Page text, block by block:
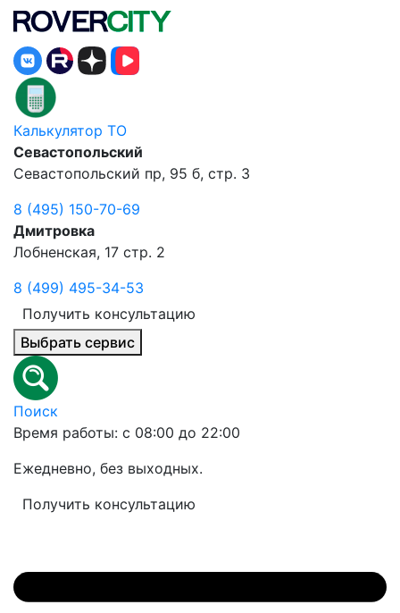
Калькулятор ТО
Севастопольский
Севастопольский пр, 95 б, стр. 3
8 (495) 150-70-69
Дмитровка
Лобненская, 17 стр. 2
8 (499) 495-34-53
Получить консультацию
Выбрать сервис
Поиск
Время работы: с 08:00 до 22:00
Ежедневно, без выходных.
Получить консультацию